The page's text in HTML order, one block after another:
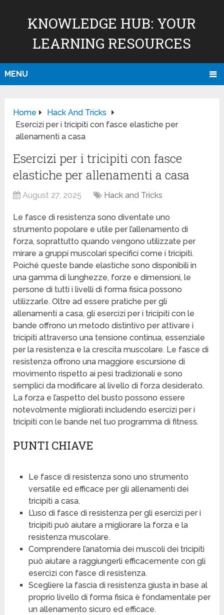
KNOWLEDGE HUB: YOUR
LEARNING RESOURCES
MENU
Home
Hack And Tricks
Esercizi per i tricipiti con fasce elastiche per
allenamenti a casa
Esercizi per i tricipiti con fasce
elastiche per allenamenti a casa
August 27, 2025 Hack and Tricks
Le fasce di resistenza sono diventate uno
strumento popolare e utile per l’allenamento di
forza, soprattutto quando vengono utilizzate per
mirare a gruppi muscolari specifici come i tricipiti.
Poiché queste bande elastiche sono disponibili in
una gamma di lunghezze, forze e dimensioni, le
persone di tutti i livelli di forma fisica possono
utilizzarle. Oltre ad essere pratiche per gli
allenamenti a casa, gli esercizi per i tricipiti con le
bande offrono un metodo distintivo per attivare i
tricipiti attraverso una tensione continua, essenziale
per la resistenza e la crescita muscolare. Le fasce di
resistenza offrono una maggiore escursione di
movimento rispetto ai pesi tradizionali e sono
semplici da modificare al livello di forza desiderato.
La forza e l’aspetto del busto possono essere
notevolmente migliorati includendo esercizi per i
tricipiti con le bande nel tuo programma di fitness.
PUNTI CHIAVE
Le fasce di resistenza sono uno strumento
versatile ed efficace per gli allenamenti dei
tricipiti a casa.
L’uso di fasce di resistenza per gli esercizi per i
tricipiti può aiutare a migliorare la forza e la
resistenza muscolare.
Comprendere l’anatomia dei muscoli dei tricipiti
può aiutare a raggiungerli efficacemente con gli
esercizi con fasce di resistenza.
Scegliere la fascia di resistenza giusta in base al
proprio livello di forma fisica è fondamentale per
un allenamento sicuro ed efficace.